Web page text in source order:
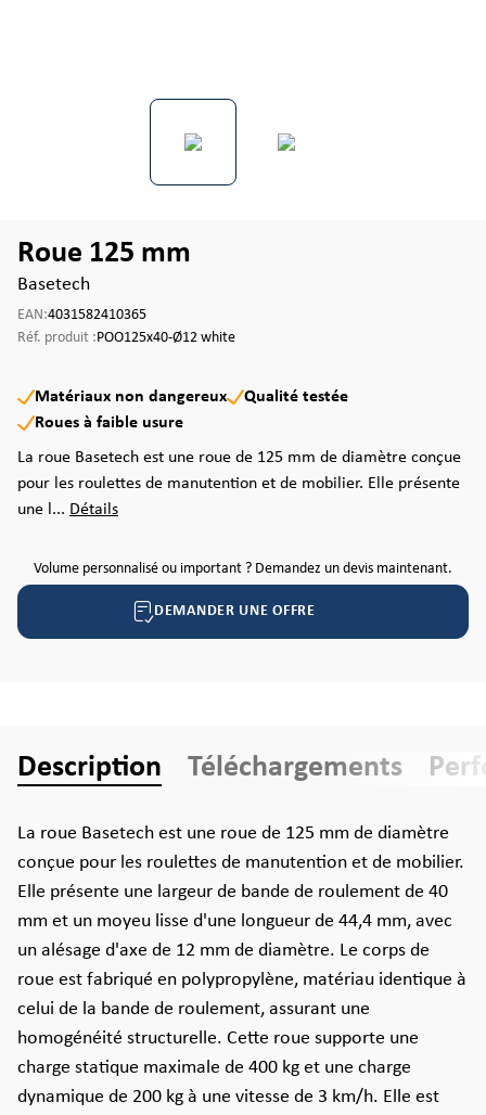
Roue 125 mm
Basetech
EAN:4031582410365
Réf. produit :POO125x40-Ø12 white
Matériaux non dangereux
Qualité testée
Roues à faible usure
La roue Basetech est une roue de 125 mm de diamètre conçue
pour les roulettes de manutention et de mobilier. Elle présente
une l... Détails
Volume personnalisé ou important ? Demandez un devis maintenant.
DEMANDER UNE OFFRE
Description Téléchargements
La roue Basetech est une roue de 125 mm de diamètre
conçue pour les roulettes de manutention et de mobilier.
Elle présente une largeur de bande de roulement de 40
mm et un moyeu lisse d'une longueur de 44,4 mm, avec
un alésage d'axe de 12 mm de diamètre. Le corps de
roue est fabriqué en polypropylène, matériau identique à
celui de la bande de roulement, assurant une
homogénéité structurelle. Cette roue supporte une
charge statique maximale de 400 kg et une charge
dynamique de 200 kg à une vitesse de 3 km/h. Elle est